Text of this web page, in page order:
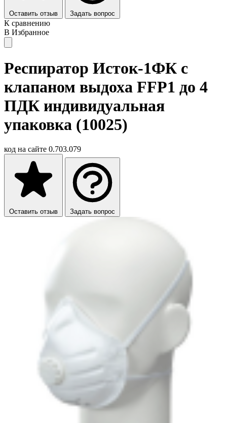
Оставить отзыв Задать вопрос
К сравнению
В Избранное
Респиратор Исток-1ФК с
клапаном выдоха FFP1 до 4
ПДК индивидуальная
упаковка (10025)
код на сайте 0.703.079
Оставить отзыв Задать вопрос